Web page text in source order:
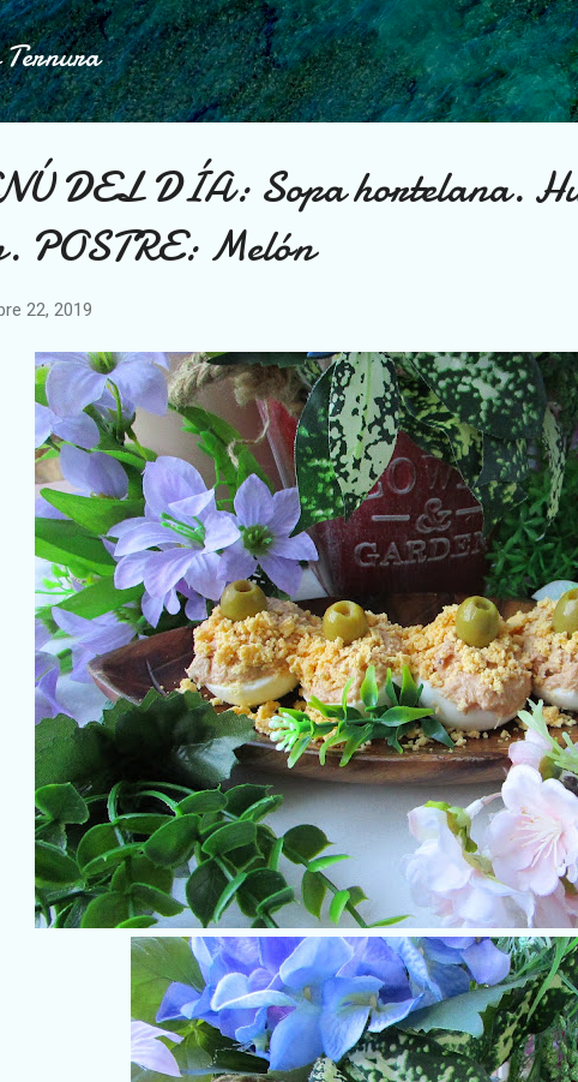
Ir al contenido principal
Ternura
DEL DÍA: Sopa hortelana.
POSTRE: Melón
22, 2019